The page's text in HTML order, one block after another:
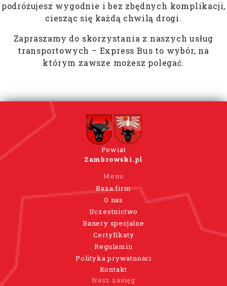
podróżujesz wygodnie i bez zbędnych komplikacji,
ciesząc się każdą chwilą drogi.
Zapraszamy do skorzystania z naszych usług
transportowych – Express Bus to wybór, na
którym zawsze możesz polegać.
Powiat
Zambrowski.pl
Menu
Baza firm
O nas
Uczestnictwo
Banery specjalne
Certyfikaty
Regulamin
Polityka prywatności
Kontakt
Nasz zasięg